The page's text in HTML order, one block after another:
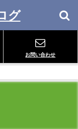
グ
お問い合わせ